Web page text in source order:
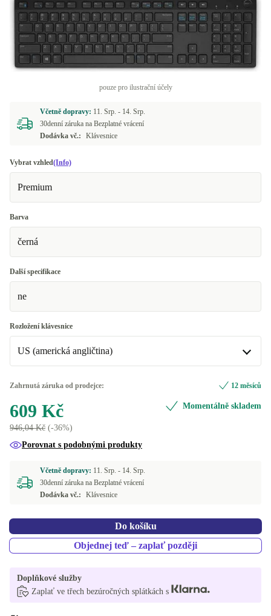
pouze pro ilustrační účely
Včetně dopravy: 11. Srp. - 14. Srp.
30denní záruka na Bezplatné vrácení
Dodávka vč.:
Klávesnice
Vybrat vzhled(Info)
Premium
Barva
černá
Další specifikace
ne
Rozložení klávesnice
US (americká angličtina)
US (americká angličtina)
K dispozici v jiné konfiguraci
FR (francouzština)
IT (italština)
Zahrnutá záruka od prodejce: 12 měsíců
609 Kč
946,04 Kč (-36%)
Momentálně skladem
Porovnat s podobnými produkty
Včetně dopravy: 11. Srp. - 14. Srp.
30denní záruka na Bezplatné vrácení
Dodávka vč.:
Klávesnice
Do košíku
Objednej teď – zaplať později
Doplňkové služby
Zaplať ve třech bezúročných splátkách s